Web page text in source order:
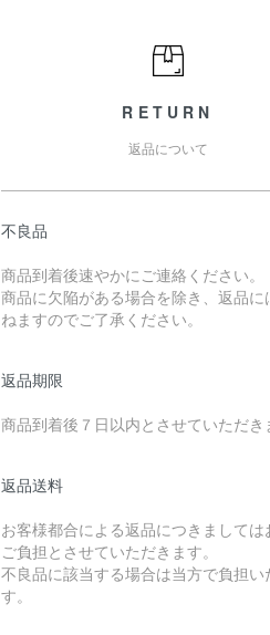
RETURN
返品について
不良品
商品到着後速やかにご連絡ください。
商品に欠陥がある場合を除き、返品に
ねますのでご了承ください。
返品期限
商品到着後７日以内とさせていただき
返品送料
お客様都合による返品につきましては
ご負担とさせていただきます。
不良品に該当する場合は当方で負担い
す。